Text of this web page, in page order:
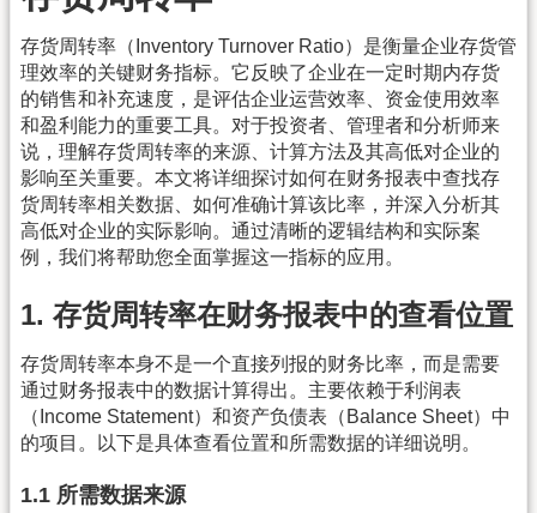
存货周转率（Inventory Turnover Ratio）是衡量企业存货管
理效率的关键财务指标。它反映了企业在一定时期内存货
的销售和补充速度，是评估企业运营效率、资金使用效率
和盈利能力的重要工具。对于投资者、管理者和分析师来
说，理解存货周转率的来源、计算方法及其高低对企业的
影响至关重要。本文将详细探讨如何在财务报表中查找存
货周转率相关数据、如何准确计算该比率，并深入分析其
高低对企业的实际影响。通过清晰的逻辑结构和实际案
例，我们将帮助您全面掌握这一指标的应用。
1. 存货周转率在财务报表中的查看位置
存货周转率本身不是一个直接列报的财务比率，而是需要
通过财务报表中的数据计算得出。主要依赖于利润表
（Income Statement）和资产负债表（Balance Sheet）中
的项目。以下是具体查看位置和所需数据的详细说明。
1.1 所需数据来源